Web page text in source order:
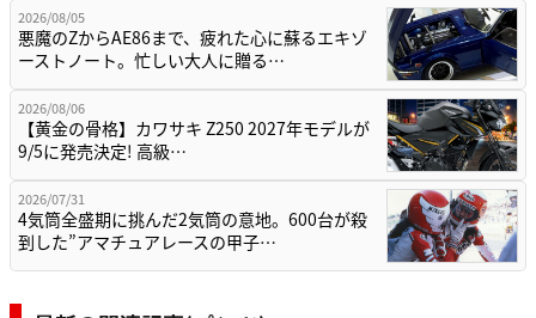
2026/08/05
悪魔のZからAE86まで、疲れた心に蘇るエキゾ
ーストノート。忙しい大人に贈る…
2026/08/06
【黄金の骨格】カワサキ Z250 2027年モデルが
9/5に発売決定! 高級…
2026/07/31
4気筒全盛期に挑んだ2気筒の意地。600台が殺
到した”アマチュアレースの甲子…